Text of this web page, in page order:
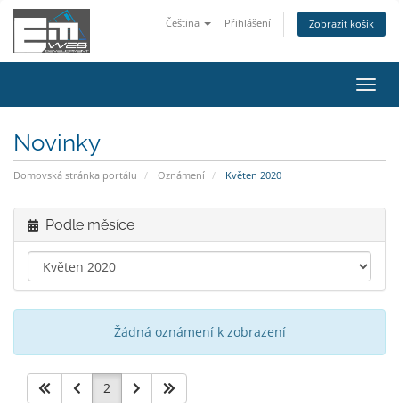
Čeština Přihlášení Zobrazit košík
Novinky
Domovská stránka portálu Oznámení Květen 2020
Podle měsíce
Žádná oznámení k zobrazení
2